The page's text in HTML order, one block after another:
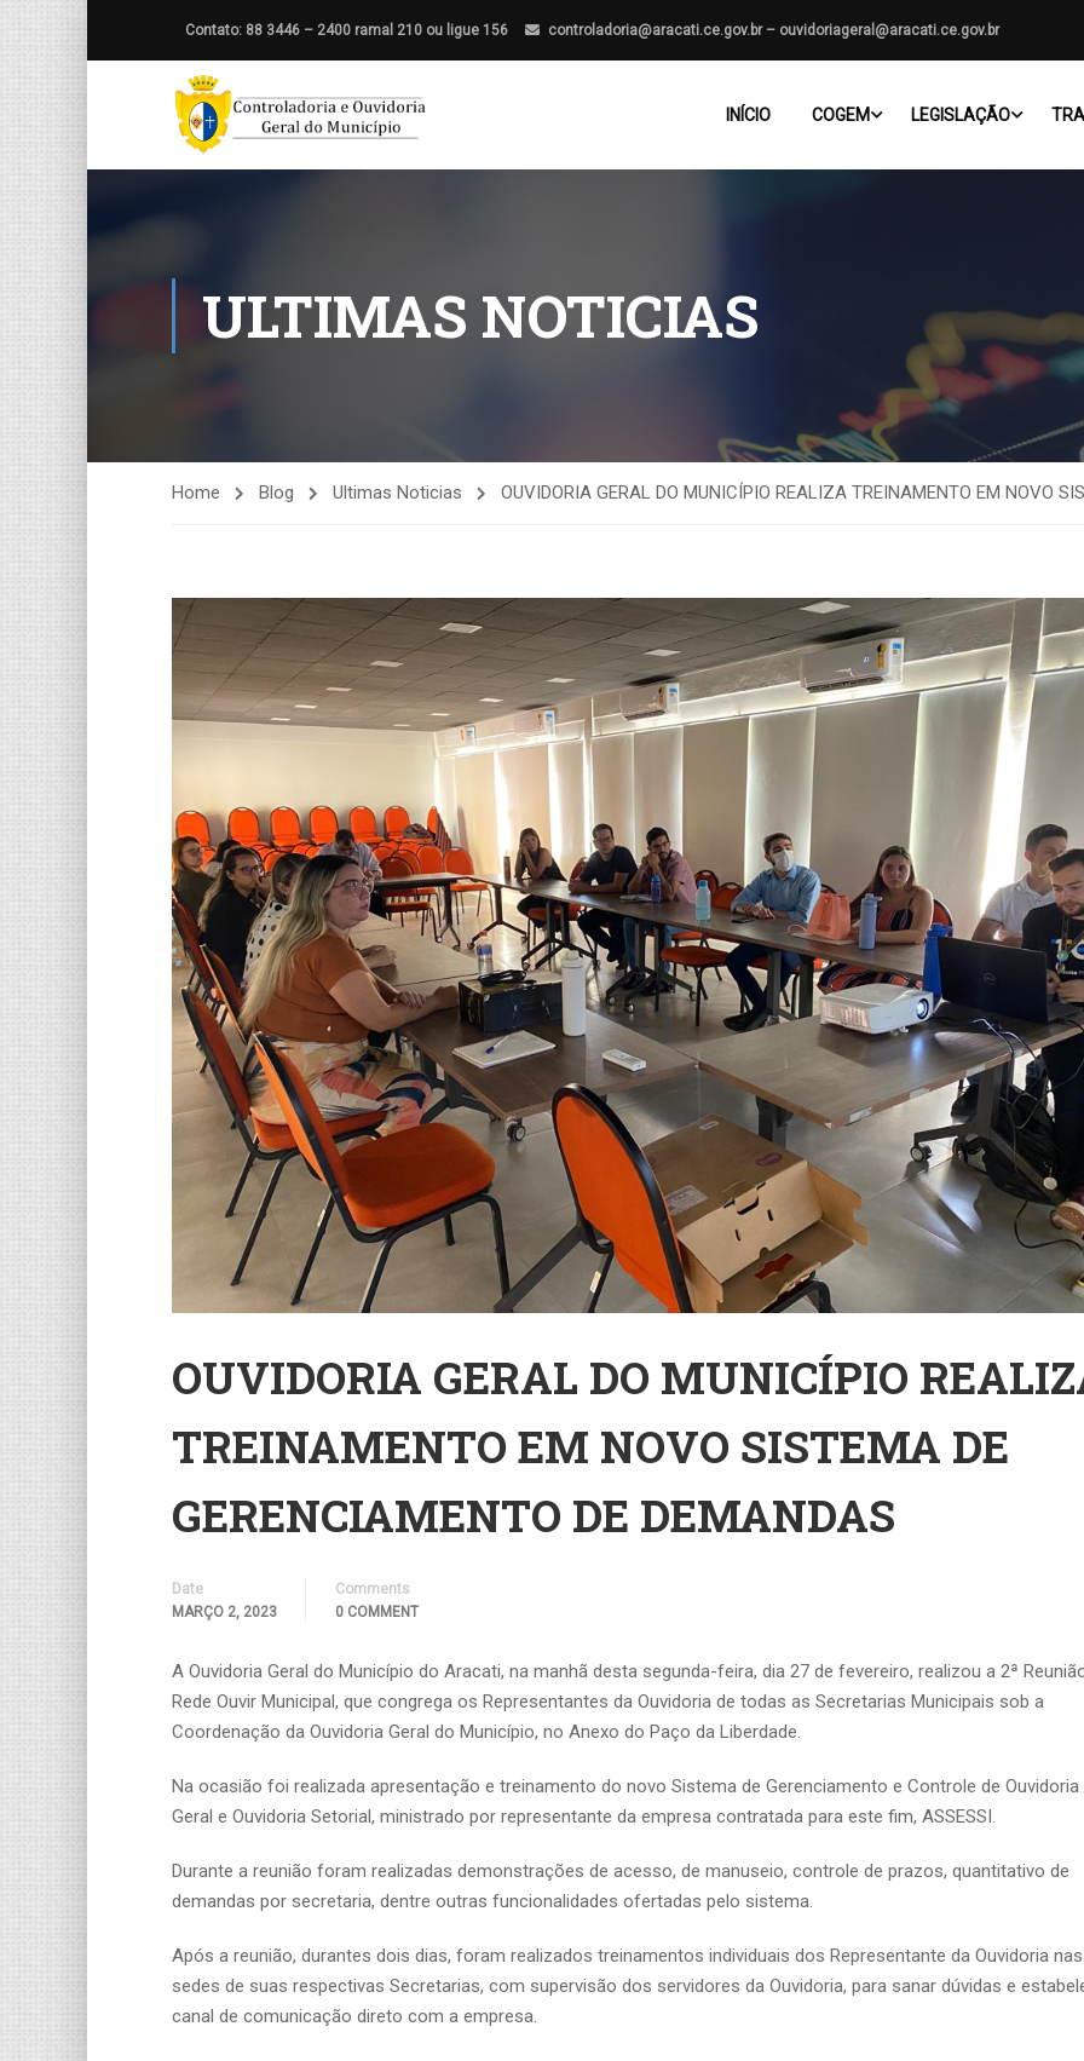
Contato: 88 3446 – 2400 ramal 210 ou ligue 156 controladoria@aracati.ce.gov.br – ouvidoriageral@aracati.ce.gov.br
INÍCIO COGEM LEGISLAÇÃO
ULTIMAS NOTICIAS
Home Blog Ultimas Noticias OUVIDORIA GERAL DO MUNICÍPIO REALIZA TREINAMENTO EM NOVO
OUVIDORIA GERAL DO MUNICÍPIO
TREINAMENTO EM NOVO SISTEMA DE
GERENCIAMENTO DE DEMANDAS
Date
MARÇO 2, 2023
Comments
0 COMMENT
A Ouvidoria Geral do Município do Aracati, na manhã desta segunda-feira, dia 27 de fevereiro, realizou a 2ª
Rede Ouvir Municipal, que congrega os Representantes da Ouvidoria de todas as Secretarias Municipais sob a
Coordenação da Ouvidoria Geral do Município, no Anexo do Paço da Liberdade.
Na ocasião foi realizada apresentação e treinamento do novo Sistema de Gerenciamento e Controle de Ouvidoria
Geral e Ouvidoria Setorial, ministrado por representante da empresa contratada para este fim, ASSESSI.
Durante a reunião foram realizadas demonstrações de acesso, de manuseio, controle de prazos, quantitativo de
demandas por secretaria, dentre outras funcionalidades ofertadas pelo sistema.
Após a reunião, durantes dois dias, foram realizados treinamentos individuais dos Representante da Ouvidoria nas
sedes de suas respectivas Secretarias, com supervisão dos servidores da Ouvidoria, para sanar dúvidas e
canal de comunicação direto com a empresa.